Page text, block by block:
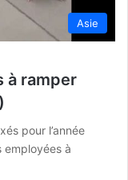
Asie
à ramper
pour l’année
employées à